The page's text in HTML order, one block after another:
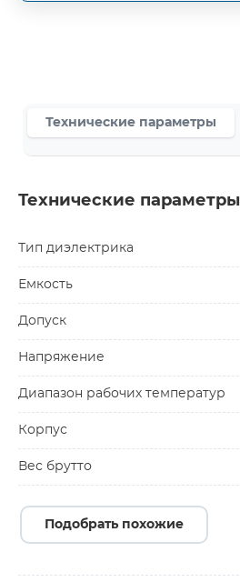
Технические параметры
Технические параметры
Тип диэлектрика
Емкость
Допуск
Напряжение
Диапазон рабочих температур
Корпус
Вес брутто
Подобрать похожие